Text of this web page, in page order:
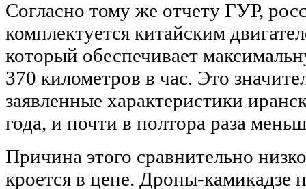
Согласно тому же отчету ГУР,
комплектуется китайским
который обеспечивает
370 километров в час. Это
заявленные характеристики
года, и почти в полтора раза
Причина этого сравнительно
кроется в цене. Дроны-камикадзе